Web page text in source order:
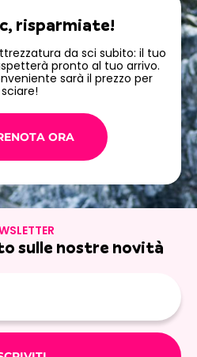
risparmiate!
da sci subito: il tuo
pronto al tuo arrivo.
sarà il prezzo per
sciare!
ORA
sulle nostre novità